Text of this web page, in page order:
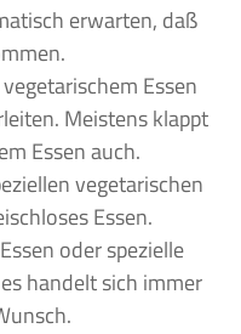
erwarten, daß
Essen
Meistens klappt
Essen auch.
vegetarischen
Essen.
oder spezielle
handelt sich immer